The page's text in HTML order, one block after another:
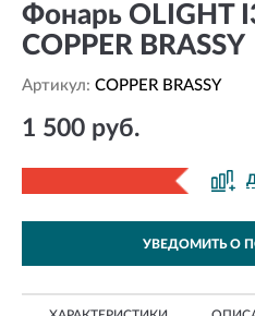
Фонарь OLIGHT
COPPER BRASSY
Артикул: COPPER BRASSY
1 500 руб.
УВЕДОМИТЬ О